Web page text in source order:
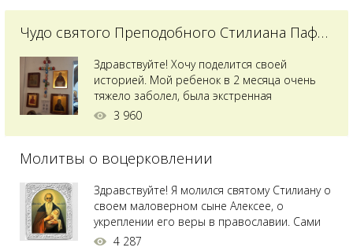
Чудо святого Преподобного Стилиана Пафлагонского
Здравствуйте! Хочу поделится своей
историей. Мой ребенок в 2 месяца очень
тяжело заболел, была экстренная
сложнейшая операция, состояние после
святого Владимира я увидела незнакомую
позже прочитав про него, узнала про
Преподобного...
3 960
Молитвы о воцерковлении
Здравствуйте! Я молился святому Стилиану о
своем маловерном сыне Алексее, о
укреплении его веры в православии. Сами
мы с супругой воцерковлены. Через год
4 287